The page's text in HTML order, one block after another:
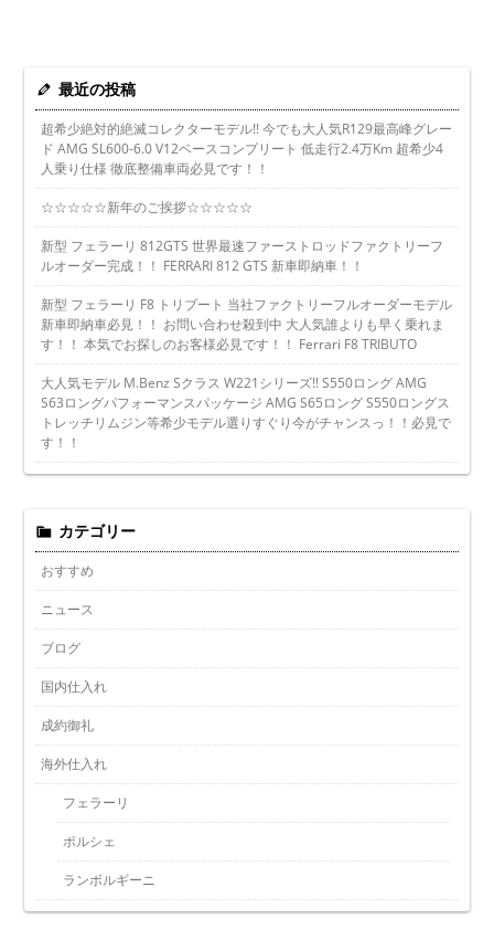
最近の投稿
超希少絶対的絶滅コレクターモデル!! 今でも大人気R129最高峰グレー
ド AMG SL600-6.0 V12ベースコンプリート 低走行2.4万Km 超希少4
人乗り仕様 徹底整備車両必見です！！
☆☆☆☆☆新年のご挨拶☆☆☆☆☆
新型 フェラーリ 812GTS 世界最速ファーストロッドファクトリーフ
ルオーダー完成！！ FERRARI 812 GTS 新車即納車！！
新型 フェラーリ F8 トリブート 当社ファクトリーフルオーダーモデル
新車即納車必見！！ お問い合わせ殺到中 大人気誰よりも早く乗れま
す！！ 本気でお探しのお客様必見です！！ Ferrari F8 TRIBUTO
大人気モデル M.Benz Sクラス W221シリーズ!! S550ロング AMG
S63ロングパフォーマンスパッケージ AMG S65ロング S550ロングス
トレッチリムジン等希少モデル選りすぐり今がチャンスっ！！必見で
す！！
カテゴリー
おすすめ
ニュース
ブログ
国内仕入れ
成約御礼
海外仕入れ
フェラーリ
ポルシェ
ランボルギーニ